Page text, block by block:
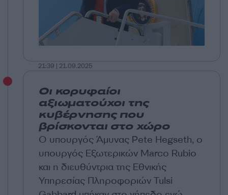
21:39 | 21.09.2025
Οι κορυφαίοι
αξιωματούχοι της
κυβέρνησης που
βρίσκονται στο χώρο
Ο υπουργός Άμυνας Pete Hegseth, ο
υπουργός Εξωτερικών Marco Rubio
και η διευθύντρια της Εθνικής
Υπηρεσίας Πληροφοριών Tulsi